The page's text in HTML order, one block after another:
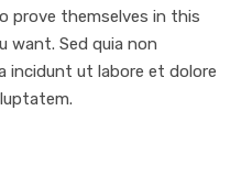
prove themselves in this
want. Sed quia non
incidunt ut labore et dolore